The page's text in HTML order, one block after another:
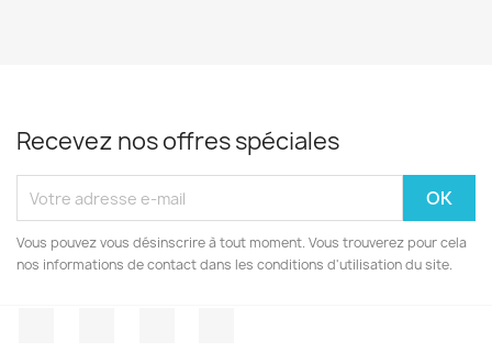
Recevez nos offres spéciales
Vous pouvez vous désinscrire à tout moment. Vous trouverez pour cela
nos informations de contact dans les conditions d'utilisation du site.